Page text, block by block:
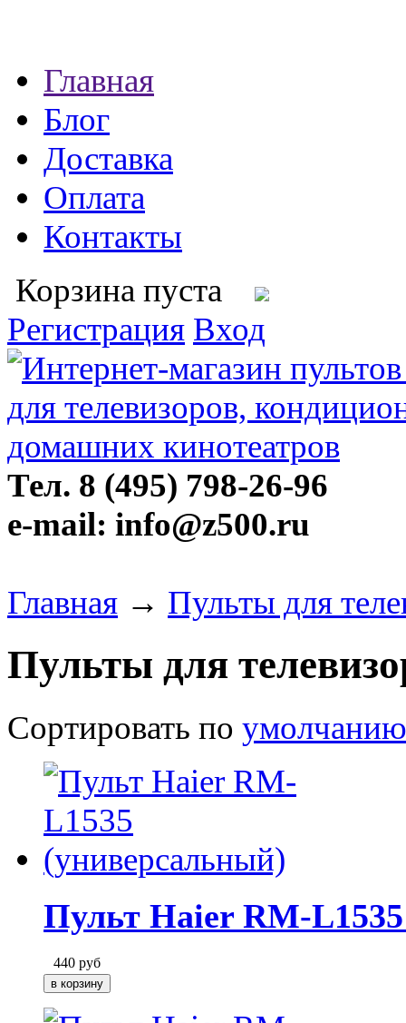
Главная
Блог
Доставка
Оплата
Контакты
Корзина пуста
Регистрация Вход
Тел. 8 (495) 798-26-96
e-mail: info@z500.ru
Главная → Пульты для
Пульты для
Сортировать по умолчанию
Пульт Haier RM-
440 руб